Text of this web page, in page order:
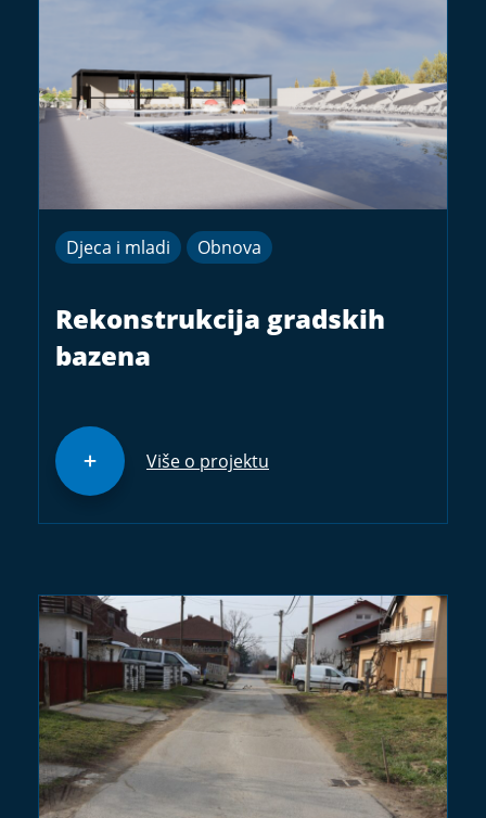
Djeca i mladi Obnova
Rekonstrukcija gradskih
bazena
Više o projektu